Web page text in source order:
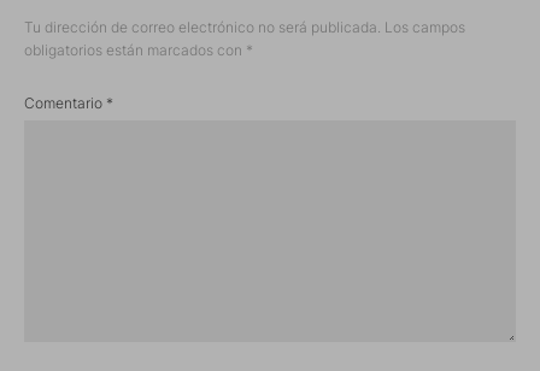
Tu dirección de correo electrónico no será publicada. Los campos
obligatorios están marcados con *
Comentario *